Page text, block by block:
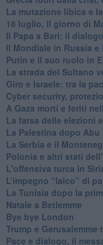
La mutazione libica e
18 luglio, il giorno di
Il Papa a Bari: il
Il Mondiale in Russia
Putin e il suo ruolo in
La strada del Sultano
Giro e Israele: tra la
Cyber security,
A Gaza morti e feriti
La farsa delle elezioni
La Palestina dopo Abu
La Serbia e il
Polonia e altri stati
L'offensiva turca in
L’impegno “laico” di
La Tunisia dopo la
Natale a Betlemme
Bye bye London
Trump e Gerusalemme
Pace e dialogo, il